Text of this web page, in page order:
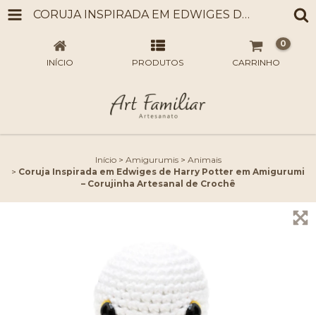
CORUJA INSPIRADA EM EDWIGES DE HARRY POTTER EM AMIGURUMI – CORUJINHA ARTESANAL DE CROCHÊ
INÍCIO PRODUTOS CARRINHO
0
Início > Amigurumis > Animais
> Coruja Inspirada em Edwiges de Harry Potter em Amigurumi
– Corujinha Artesanal de Crochê